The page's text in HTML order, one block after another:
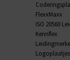
FlexxMaxx
ISO 20560
Kennflex
Logoplaatjes